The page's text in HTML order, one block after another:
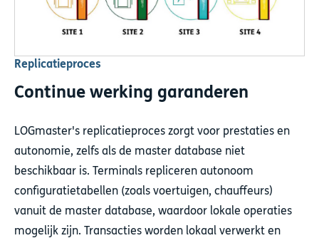
Replicatieproces
Continue werking garanderen
LOGmaster's replicatieproces zorgt voor prestaties en
autonomie, zelfs als de master database niet
beschikbaar is. Terminals repliceren autonoom
configuratietabellen (zoals voertuigen, chauffeurs)
vanuit de master database, waardoor lokale operaties
mogelijk zijn. Transacties worden lokaal verwerkt en